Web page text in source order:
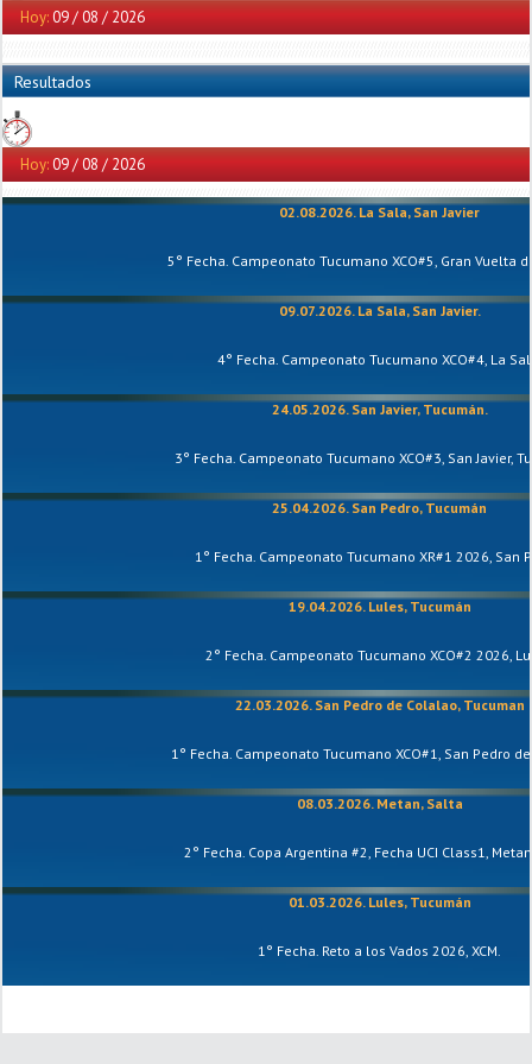
Hoy:09 / 08 / 2026
Resultados
Hoy:09 / 08 / 2026
02.08.2026. La Sala, San Javier
5° Fecha. Campeonato Tucumano XCO#5, Gran Vuelta
09.07.2026. La Sala, San Javier.
4° Fecha. Campeonato Tucumano XCO#4, La
24.05.2026. San Javier, Tucumán.
3° Fecha. Campeonato Tucumano XCO#3, San Javier,
25.04.2026. San Pedro, Tucumán
1° Fecha. Campeonato Tucumano XR#1 2026, San
19.04.2026. Lules, Tucumán
2° Fecha. Campeonato Tucumano XCO#2 2026,
22.03.2026. San Pedro de Colalao, Tucuman
1° Fecha. Campeonato Tucumano XCO#1, San Pedro
08.03.2026. Metan, Salta
2° Fecha. Copa Argentina #2, Fecha UCI Class1,
01.03.2026. Lules, Tucumán
1° Fecha. Reto a los Vados 2026, XCM.